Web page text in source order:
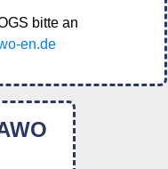
bitte an
en.de